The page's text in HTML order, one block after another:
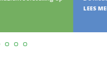
LEES MEER >